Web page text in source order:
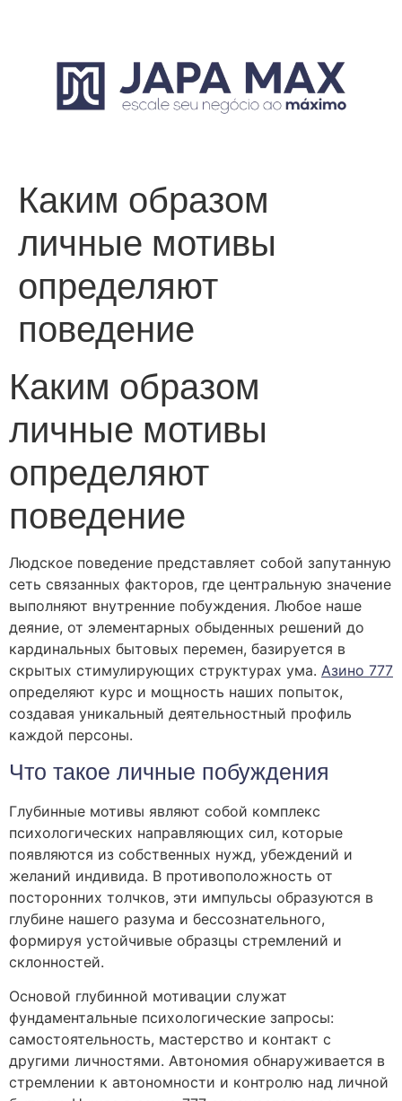
Каким образом
личные мотивы
определяют
поведение
Каким образом
личные мотивы
определяют
поведение
Людское поведение представляет собой запутанную
сеть связанных факторов, где центральную значение
выполняют внутренние побуждения. Любое наше
деяние, от элементарных обыденных решений до
кардинальных бытовых перемен, базируется в
скрытых стимулирующих структурах ума. Азино 777
определяют курс и мощность наших попыток,
создавая уникальный деятельностный профиль
каждой персоны.
Что такое личные побуждения
Глубинные мотивы являют собой комплекс
психологических направляющих сил, которые
появляются из собственных нужд, убеждений и
желаний индивида. В противоположность от
посторонних толчков, эти импульсы образуются в
глубине нашего разума и бессознательного,
формируя устойчивые образцы стремлений и
склонностей.
Основой глубинной мотивации служат
фундаментальные психологические запросы:
самостоятельность, мастерство и контакт с
другими личностями. Автономия обнаруживается в
стремлении к автономности и контролю над личной